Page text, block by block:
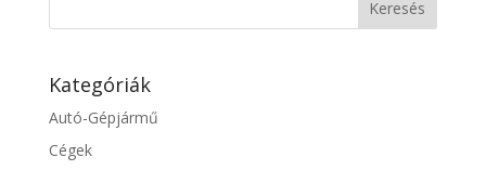
Kategóriák
Autó-Gépjármű
Cégek